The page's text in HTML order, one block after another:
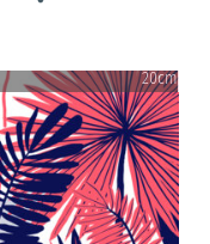
20cm